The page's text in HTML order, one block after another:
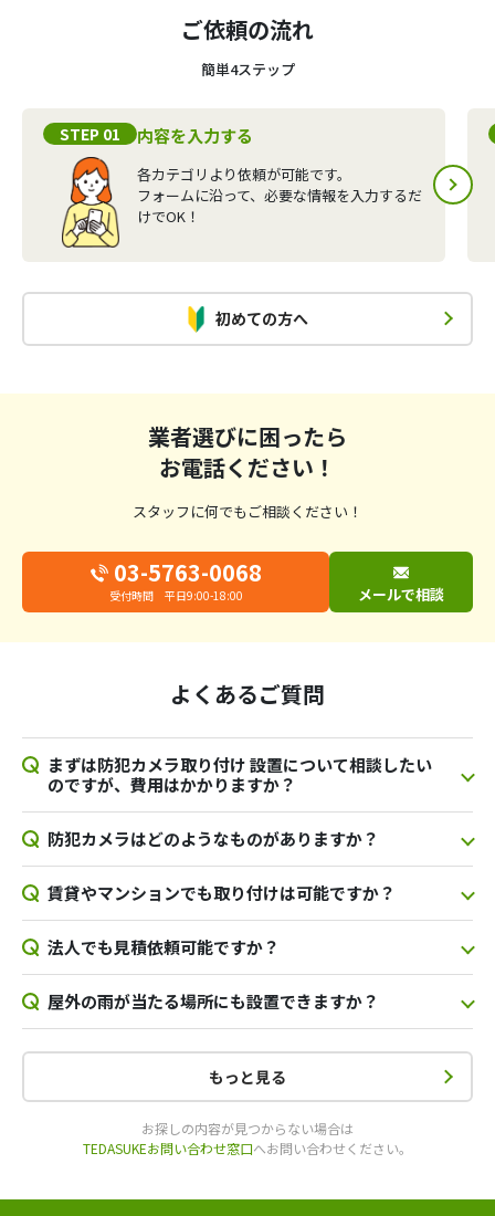
ご依頼の流れ
簡単4ステップ
STEP 01 内容を入力する
各カテゴリより依頼が可能です。
フォームに沿って、必要な情報を入力するだ
けでOK！
初めての方へ
業者選びに困ったら
お電話ください！
スタッフに何でもご相談ください！
03-5763-0068
受付時間 平日9:00-18:00 メールで相談
よくあるご質問
まずは防犯カメラ取り付け 設置について相談したい
のですが、費用はかかりますか？
防犯カメラはどのようなものがありますか？
賃貸やマンションでも取り付けは可能ですか？
法人でも見積依頼可能ですか？
屋外の雨が当たる場所にも設置できますか？
もっと見る
お探しの内容が見つからない場合は
TEDASUKEお問い合わせ窓口へお問い合わせください。